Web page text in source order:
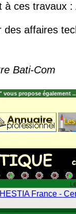
ces travaux
des affaires
Bati-Com
vous propose également